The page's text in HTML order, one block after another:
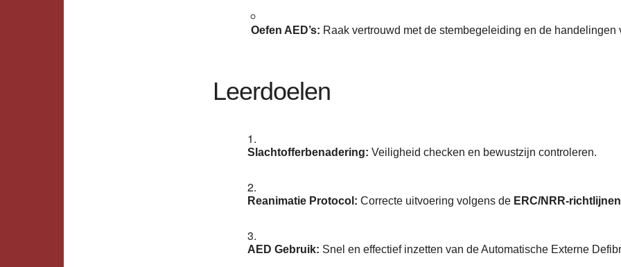
Oefen AED’s: Raak vertrouwd met de stembegeleiding en de handelingen
Leerdoelen
Slachtofferbenadering: Veiligheid checken en bewustzijn controleren.
Reanimatie Protocol: Correcte uitvoering volgens de ERC/NRR-richtlijnen
AED Gebruik: Snel en effectief inzetten van de Automatische Externe